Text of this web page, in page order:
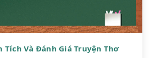
Tích Và Đánh Giá Truyện Thơ